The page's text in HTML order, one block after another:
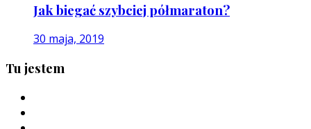
Jak biegać szybciej półmaraton?
30 maja, 2019
Tu jestem